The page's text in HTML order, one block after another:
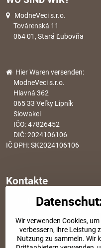
ModneVeci s.r.o.
Továrenská 11
064 01, Stará Ľubovňa
Hier Waren versenden:
ModneVeci s.r.o.
Hlavná 362
065 33 Veľky Lipník
Slowakei
IČO: 47826452
DIČ: 2024106106
IČ DPH: SK2024106106
Kontakte
+421 917 917 801
Tel. Kundenservice von
Wir verwenden Cookies,
verbessern, ihre Leistung
Nutzung zu sammeln. Wir